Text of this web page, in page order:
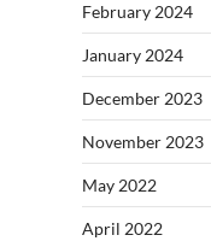
February 2024
January 2024
December 2023
November 2023
May 2022
April 2022